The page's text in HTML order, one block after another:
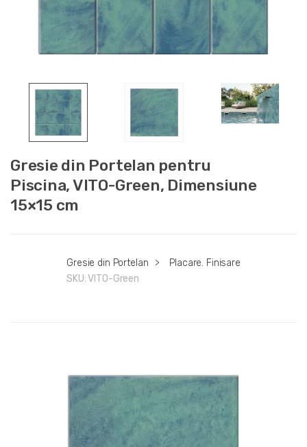
Gresie din Portelan pentru
Piscina, VITO-Green, Dimensiune
15×15 cm
Gresie din Portelan >
Placare. Finisare
SKU:VITO-Green